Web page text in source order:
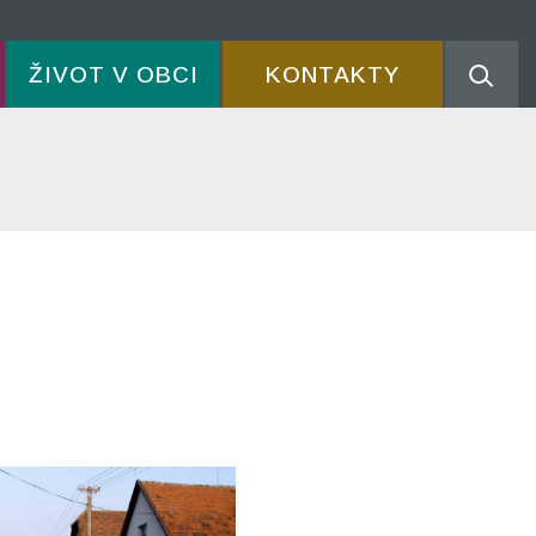
ŽIVOT V OBCI KONTAKTY